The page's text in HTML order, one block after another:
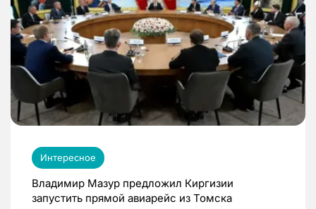
Интересное
Владимир Мазур предложил Киргизии
запустить прямой авиарейс из Томска